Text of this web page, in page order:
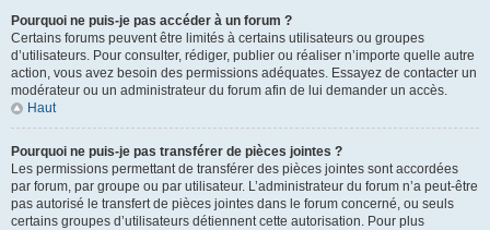
Pourquoi ne puis-je pas accéder à un forum ?
Certains forums peuvent être limités à certains utilisateurs ou groupes
d’utilisateurs. Pour consulter, rédiger, publier ou réaliser n’importe quelle autre
action, vous avez besoin des permissions adéquates. Essayez de contacter un
modérateur ou un administrateur du forum afin de lui demander un accès.
Haut
Pourquoi ne puis-je pas transférer de pièces jointes ?
Les permissions permettant de transférer des pièces jointes sont accordées
par forum, par groupe ou par utilisateur. L’administrateur du forum n’a peut-être
pas autorisé le transfert de pièces jointes dans le forum concerné, ou seuls
certains groupes d’utilisateurs détiennent cette autorisation. Pour plus